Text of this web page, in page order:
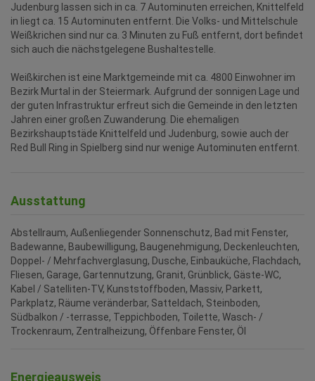
Judenburg lassen sich in ca. 7 Autominuten erreichen, Knittelfeld
in liegt ca. 15 Autominuten entfernt. Die Volks- und Mittelschule
Weißkrichen sind nur ca. 3 Minuten zu Fuß entfernt, dort befindet
sich auch die nächstgelegene Bushaltestelle.
Weißkirchen ist eine Marktgemeinde mit ca. 4800 Einwohner im
Bezirk Murtal in der Steiermark. Aufgrund der sonnigen Lage und
der guten Infrastruktur erfreut sich die Gemeinde in den letzten
Jahren einer großen Zuwanderung. Die ehemaligen
Bezirkshauptstäde Knittelfeld und Judenburg, sowie auch der
Red Bull Ring in Spielberg sind nur wenige Autominuten entfernt.
Ausstattung
Abstellraum Außenliegender Sonnenschutz Bad mit Fenster
Badewanne Baubewilligung Baugenehmigung Deckenleuchten
Doppel- / Mehrfachverglasung Dusche Einbauküche Flachdach
Fliesen Garage Gartennutzung Granit Grünblick Gäste-WC
Kabel / Satelliten-TV Kunststoffboden Massiv Parkett
Parkplatz Räume veränderbar Satteldach Steinboden
Südbalkon / -terrasse Teppichboden Toilette Wasch- /
Trockenraum Zentralheizung Öffenbare Fenster Öl
Energieausweis